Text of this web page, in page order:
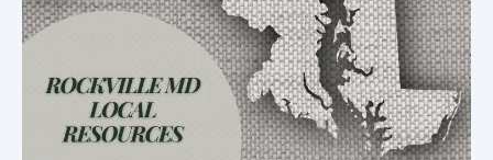
ABA se enfoca en mejorar comportamientos
específicos como […]